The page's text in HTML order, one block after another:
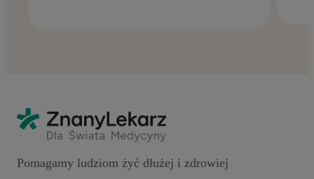
Pomagamy ludziom żyć dłużej i zdrowiej